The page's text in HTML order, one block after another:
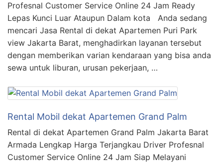
Profesnal Customer Service Online 24 Jam Ready
Lepas Kunci Luar Ataupun Dalam kota Anda sedang
mencari Jasa Rental di dekat Apartemen Puri Park
view Jakarta Barat, menghadirkan layanan tersebut
dengan memberikan varian kendaraan yang bisa anda
sewa untuk liburan, urusan pekerjaan, …
Rental Mobil dekat Apartemen Grand Palm
Rental di dekat Apartemen Grand Palm Jakarta Barat
Armada Lengkap Harga Terjangkau Driver Profesnal
Customer Service Online 24 Jam Siap Melayani